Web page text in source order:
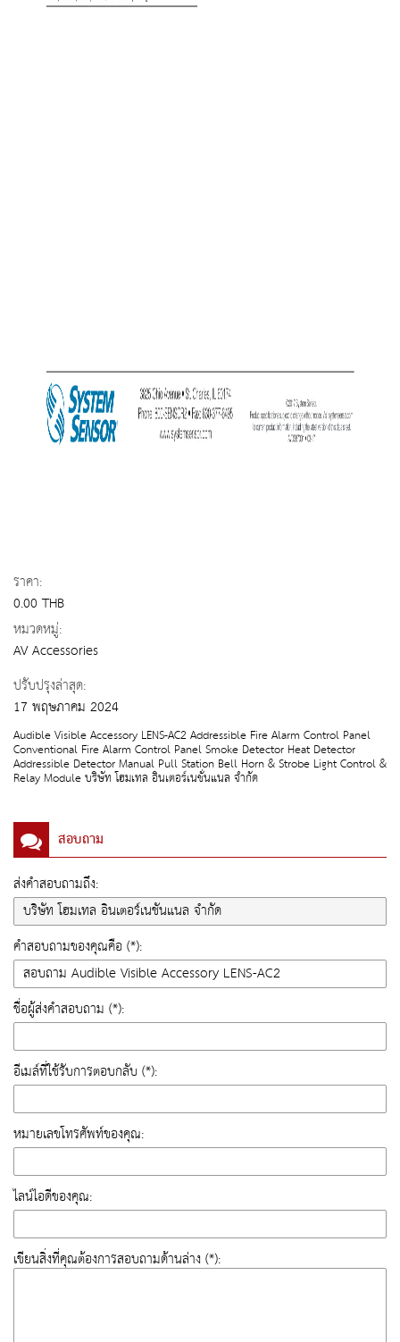
ราคา:
0.00 THB
หมวดหมู่:
AV Accessories
ปรับปรุงล่าสุด:
17 พฤษภาคม 2024
Audible Visible Accessory LENS-AC2 Addressible Fire Alarm Control Panel
Conventional Fire Alarm Control Panel Smoke Detector Heat Detector
Addressible Detector Manual Pull Station Bell Horn & Strobe Light Control &
Relay Module บริษัท โฮมเทล อินเตอร์เนชั่นแนล จำกัด
สอบถาม
ส่งคำสอบถามถึง:
คำสอบถามของคุณคือ (*):
ชื่อผู้ส่งคำสอบถาม (*):
อีเมล์ที่ใช้รับการตอบกลับ (*):
หมายเลขโทรศัพท์ของคุณ:
ไลน์ไอดีของคุณ:
เขียนสิ่งที่คุณต้องการสอบถามด้านล่าง (*):